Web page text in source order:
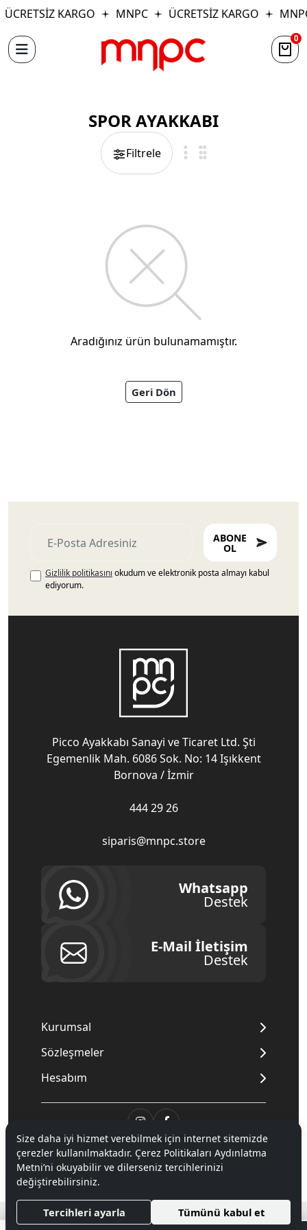
ÜCRETSİZ KARGO MNPC ÜCRETSİZ KARGO
0
SPOR AYAKKABI
Filtrele
Aradığınız ürün bulunamamıştır.
Geri Dön
ABONE
OL
Gizlilik politikasını okudum ve elektronik posta almayı kabul
ediyorum.
Picco Ayakkabı Sanayi ve Ticaret Ltd. Şti
Egemenlik Mah. 6086 Sok. No: 14 Işıkkent
Bornova / İzmir
444 29 26
siparis@mnpc.store
Whatsapp
Destek
E-Mail İletişim
Destek
Kurumsal
Sözleşmeler
Hesabım
© 2020Mnpc. Tüm hakları saklıdır.
Hipotenüs Yeni Nesil E-Ticaret Sistemleri ile Hazırlanmıştır.
Size daha iyi hizmet verebilmek için internet sitemizde
çerezler kullanılmaktadır. Çerez Politikaları Aydınlatma
Metni’ni okuyabilir ve dilerseniz tercihlerinizi
değiştirebilirsiniz.
Tercihleri ayarla Tümünü kabul et